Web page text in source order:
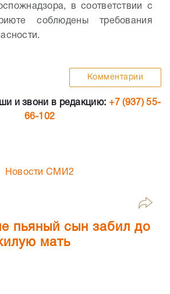
в соответствии с
соблюдены требования
Комментарии
и звони в редакцию: +7 (937) 55-
66-102
Новости СМИ2
пьяный сын забил до
мать